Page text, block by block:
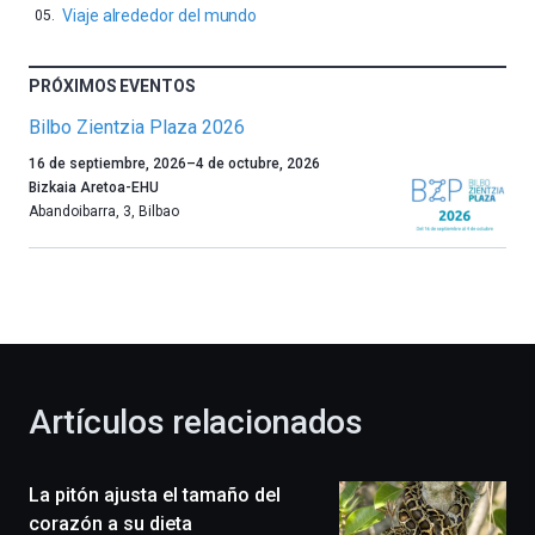
Viaje alrededor del mundo
PRÓXIMOS EVENTOS
Bilbo Zientzia Plaza 2026
Un
año
más,
celebración
novena
edición
16 de septiembre, 2026–4 de octubre, 2026
Bizkaia Aretoa-EHU
Abandoibarra, 3, Bilbao
Artículos relacionados
La pitón ajusta el tamaño del
corazón a su dieta